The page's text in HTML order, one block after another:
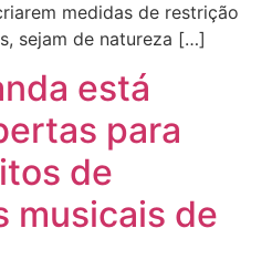
medidas de restrição
sejam de natureza […]
está
para
de
musicais de